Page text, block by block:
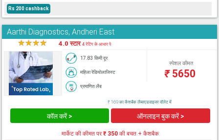
Rs 200 cashback
Aarthi Diagnostics, Andheri East
★★★★ 4.0 स्टार4 रेटिंग के आधार पे
17.83 किमी दूर
महिला रेडियोलाजिस्ट
प्रमाणित लैब
स्पेशल कीमत
₹5650
₹ 169 का कैशबैक लैब्सएडवाइजर वॉलेट में
कॉल करें > ऑनलाइन बुक करें >
मार्केट की कीमत पर₹ 350की बचत + कैशबैक